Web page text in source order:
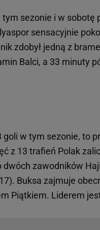
sezonie i w sobotę
sensacyjnie
zdobył jedną z
Balci, a 33 minuty
w tym sezonie, to
z 13 trafień Polak
dwóch zawodników
Buksa zajmuje
Piątkiem. Liderem